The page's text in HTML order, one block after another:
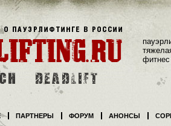
фитнес
ПАРТНЕРЫ ФОРУМ АНОНСЫ